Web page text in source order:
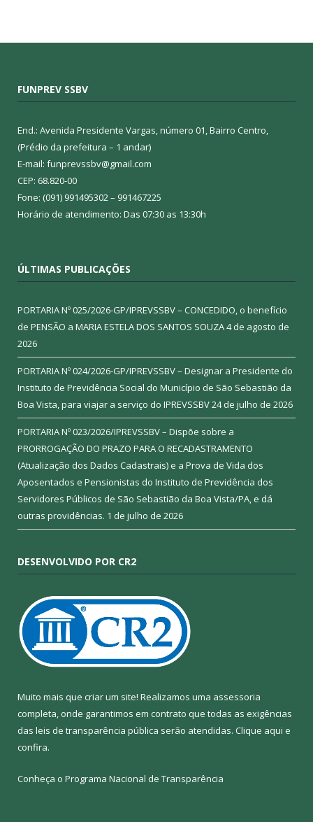
FUNPREV SSBV
End.: Avenida Presidente Vargas, número 01, Bairro Centro,
(Prédio da prefeitura – 1 andar)
E-mail: funprevssbv@gmail.com
CEP: 68.820-00
Fone: (091) 991495302 – 991467225
Horário de atendimento: Das 07:30 as 13:30h
ÚLTIMAS PUBLICAÇÕES
PORTARIA Nº 025/2026-GP/IPREVSSBV – CONCEDIDO, o benefício
de PENSÃO a MARIA ESTELA DOS SANTOS SOUZA4 de agosto de
2026
PORTARIA Nº 024/2026-GP/IPREVSSBV – Designar a Presidente do
Instituto de Previdência Social do Município de São Sebastião da
Boa Vista, para viajar a serviço do IPREVSSBV24 de julho de 2026
PORTARIA Nº 023/2026/IPREVSSBV – Dispõe sobre a
PRORROGAÇÃO DO PRAZO PARA O RECADASTRAMENTO
(Atualização dos Dados Cadastrais) e a Prova de Vida dos
Aposentados e Pensionistas do Instituto de Previdência dos
Servidores Públicos de São Sebastião da Boa Vista/PA, e dá
outras providências. 1 de julho de 2026
DESENVOLVIDO POR CR2
Muito mais que criar um site! Realizamos uma assessoria
completa, onde garantimos em contrato que todas as exigências
das leis de transparência pública serão atendidas. Clique aqui e
confira.
Conheça o Programa Nacional de Transparência